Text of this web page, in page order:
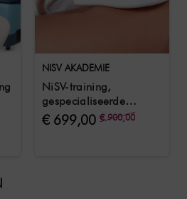
NISV AKADEMIE
NiSV-training,
gespecialiseerde
kennismodule 4 EMV
voor stimulatie
€ 699,00 € 900,00